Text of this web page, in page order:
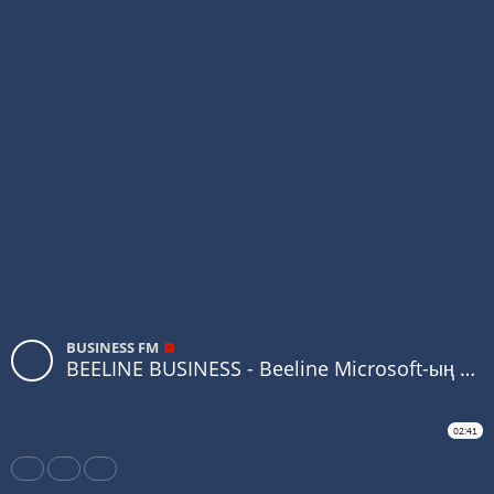
BUSINESS FM
BEELINE BUSINESS - Beeline Microsoft-ың Қазақстандағы ресми серіктесі болды
02:41
Share